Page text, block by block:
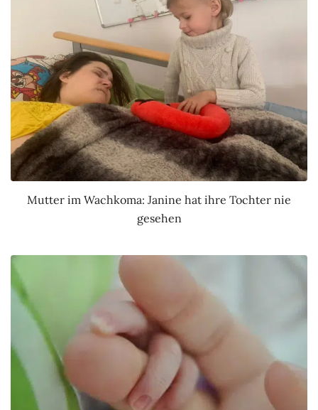
Mutter im Wachkoma: Janine hat ihre Tochter nie
gesehen